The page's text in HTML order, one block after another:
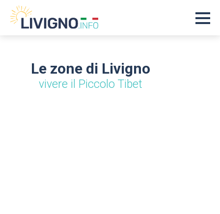
Le zone di Livigno
vivere il Piccolo Tibet